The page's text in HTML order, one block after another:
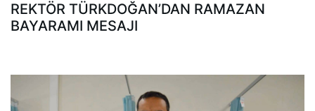
REKTÖR TÜRKDOĞAN’DAN RAMAZAN
BAYARAMI MESAJI